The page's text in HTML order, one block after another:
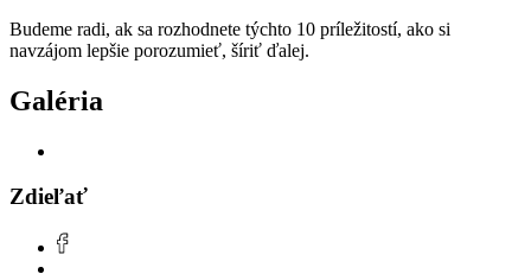
Budeme radi, ak sa rozhodnete týchto 10 príležitostí, ako si
navzájom lepšie porozumieť, šíriť ďalej.
Galéria
Zdieľať